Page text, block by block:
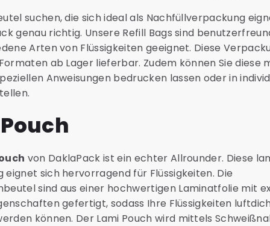
suchen, die sich ideal als Nachfüllverpackung
genau richtig. Unsere Refill Bags sind
Arten von Flüssigkeiten geeignet. Diese
ab Lager lieferbar. Zudem können Sie diese
Anweisungen bedrucken lassen oder in
von DaklaPack ist ein echter Allrounder. Diese
eignet sich hervorragend für Flüssigkeiten. Die
sind aus einer hochwertigen Laminatfolie mit
gefertigt, sodass Ihre Flüssigkeiten
können. Der Lami Pouch wird mittels